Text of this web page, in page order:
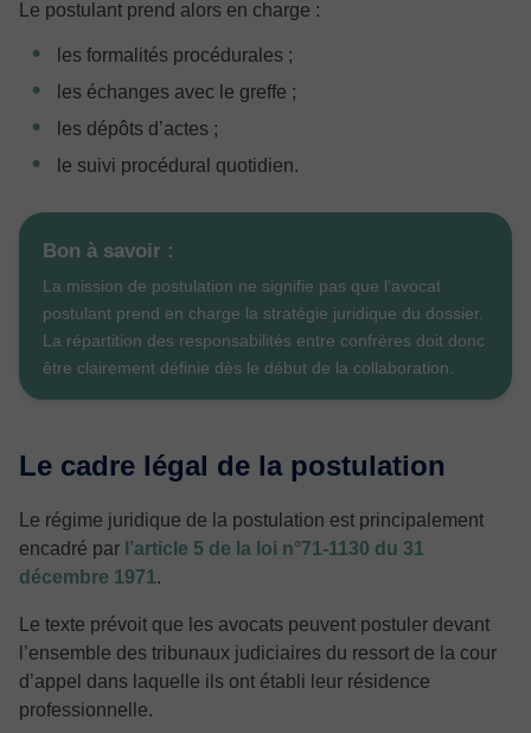
Le postulant prend alors en charge :
les formalités procédurales ;
les échanges avec le greffe ;
les dépôts d’actes ;
le suivi procédural quotidien.
Bon à savoir :
La mission de postulation ne signifie pas que l’avocat
postulant prend en charge la stratégie juridique du dossier.
La répartition des responsabilités entre confrères doit donc
être clairement définie dès le début de la collaboration.
Le cadre légal de la postulation
Le régime juridique de la postulation est principalement
encadré par l’article 5 de la loi n°71-1130 du 31
décembre 1971.
Le texte prévoit que les avocats peuvent postuler devant
l’ensemble des tribunaux judiciaires du ressort de la cour
d’appel dans laquelle ils ont établi leur résidence
professionnelle.